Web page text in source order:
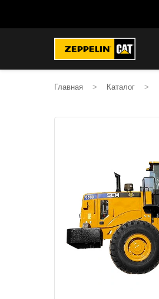
Главная > Каталог >